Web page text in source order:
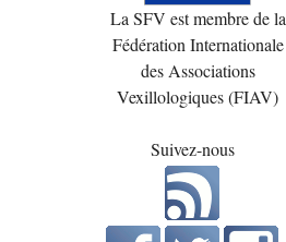
La SFV est membre de la
Fédération Internationale
des Associations
Vexillologiques (FIAV)
Suivez-nous